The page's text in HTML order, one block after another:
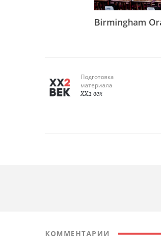
Birmingham
Подготовка
материала
XX2 век
КОММЕНТАРИИ